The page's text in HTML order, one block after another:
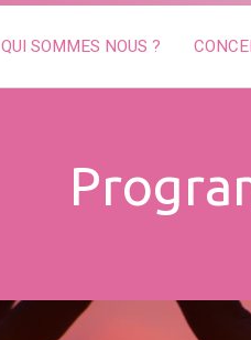
QUI SOMMES NOUS ?